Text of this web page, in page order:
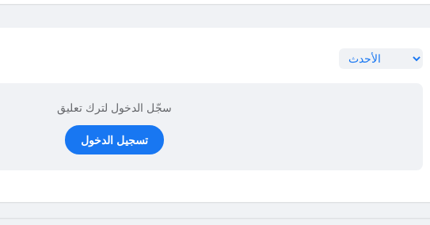
سجّل الدخول لترك تعليق
تسجيل الدخول